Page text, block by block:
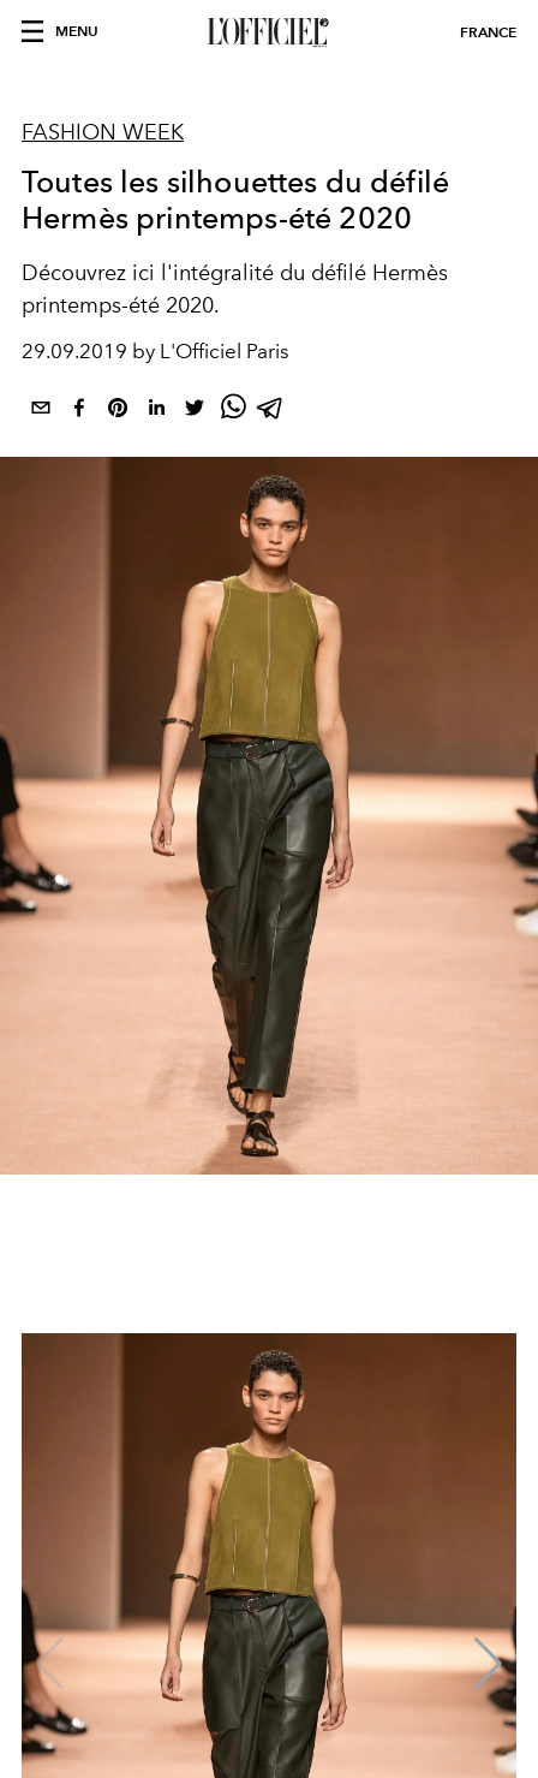
MENU FRANCE
FASHION WEEK
Toutes les silhouettes du défilé
Hermès printemps-été 2020
Découvrez ici l'intégralité du défilé Hermès
printemps-été 2020.
29.09.2019 by L'Officiel Paris